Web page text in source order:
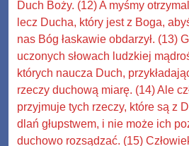
Duch Boży. (12) A myśmy
lecz Ducha, który jest z Boga,
nas Bóg łaskawie obdarzył. (13)
uczonych słowach ludzkiej
których naucza Duch,
rzeczy duchową miarę. (14) Ale
przyjmuje tych rzeczy, które są z
dlań głupstwem, i nie może ich
duchowo rozsądzać. (15)